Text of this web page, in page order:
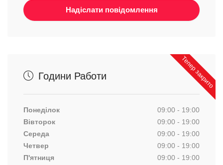
Тепер закрито
Години Работи
Понеділок
09:00 - 19:00
Вівторок
09:00 - 19:00
Середа
09:00 - 19:00
Четвер
09:00 - 19:00
П'ятниця
09:00 - 19:00